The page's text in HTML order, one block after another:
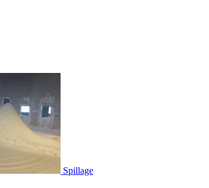
Spillage